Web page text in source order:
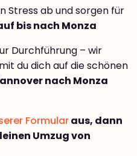
Stress ab und sorgen für
bis nach Monza
Durchführung – wir
du dich auf die schönen
nach Monza
Formularaus, dann
Umzug von